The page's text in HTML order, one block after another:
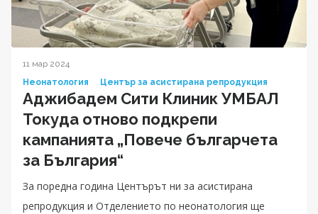
11 мар 2024
Неонатология
Център за асистирана репродукция
Аджибадем Сити Клиник УМБАЛ
Токуда отново подкрепи
кампанията „Повече българчета
за България“
За поредна година Центърът ни за асистирана
репродукция и Отделението по неонатология ще